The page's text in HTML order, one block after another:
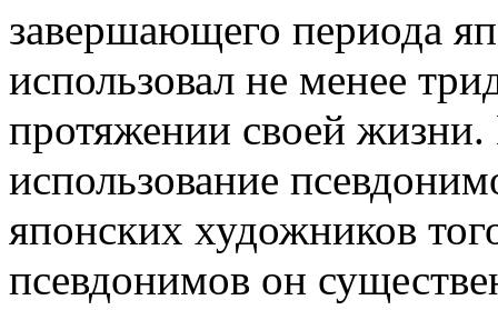
завершающего периода
использовал не менее
протяжении своей
использование
японских художников
псевдонимов он